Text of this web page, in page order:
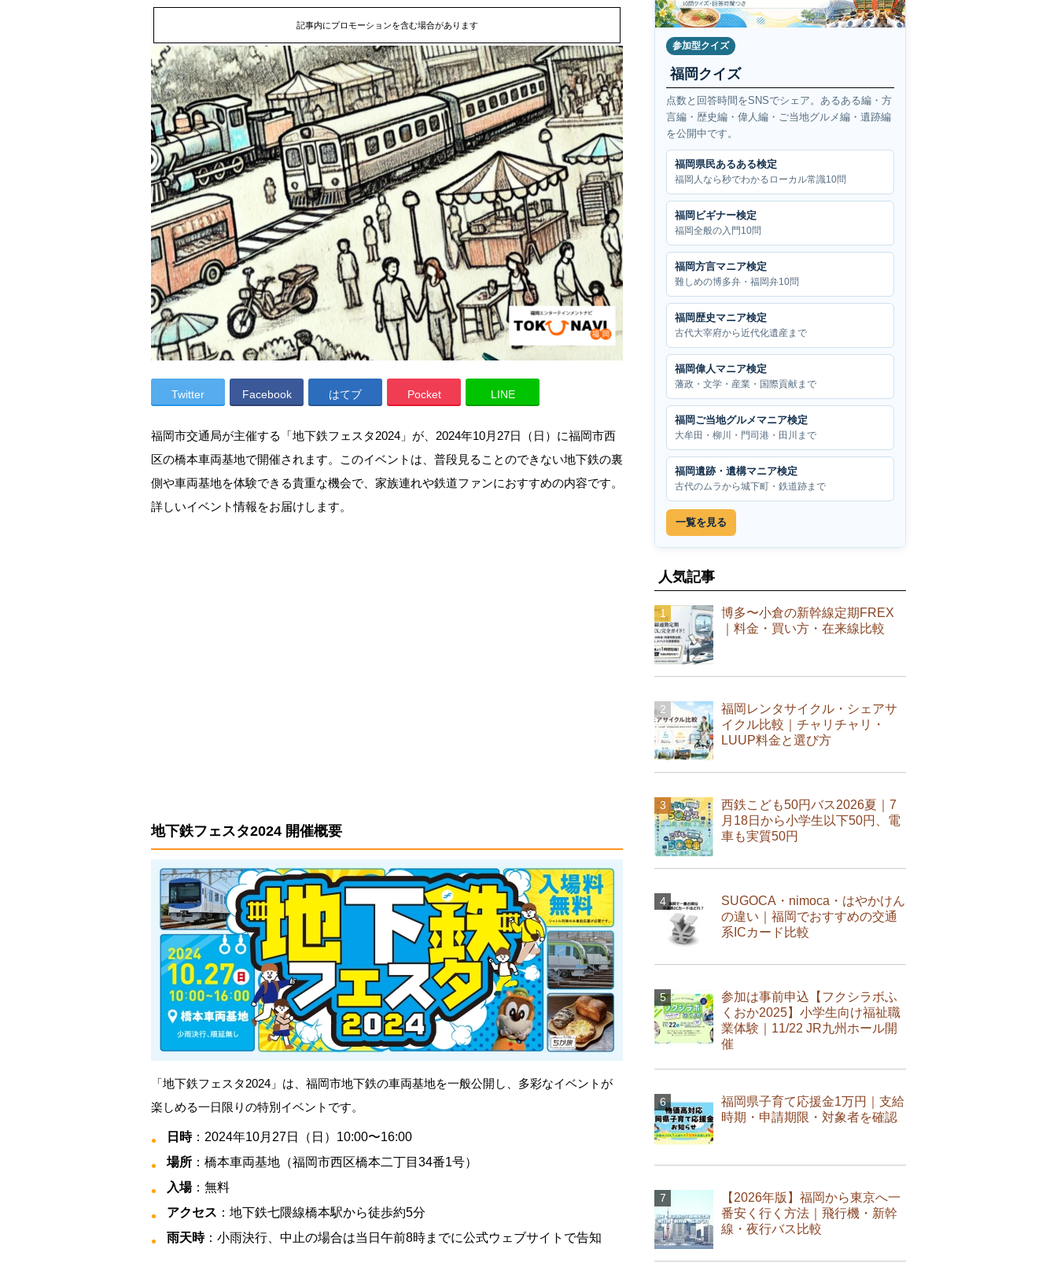
記事内にプロモーションを含む場合があります
Twitter Facebook はてブ Pocket LINE
福岡市交通局が主催する「地下鉄フェスタ2024」が、2024年10月27日（日）に福岡市西
区の橋本車両基地で開催されます。このイベントは、普段見ることのできない地下鉄の裏
側や車両基地を体験できる貴重な機会で、家族連れや鉄道ファンにおすすめの内容です。
詳しいイベント情報をお届けします。
地下鉄フェスタ2024 開催概要
「地下鉄フェスタ2024」は、福岡市地下鉄の車両基地を一般公開し、多彩なイベントが
楽しめる一日限りの特別イベントです。
日時：2024年10月27日（日）10:00〜16:00
場所 ：橋本車両基地（福岡市西区橋本二丁目34番1号）
入場：無料
アクセス ：地下鉄七隈線橋本駅から徒歩約5分
雨天時：小雨決行、中止の場合は当日午前8時までに公式ウェブサイトで告知
参加型クイズ
福岡クイズ
点数と回答時間をSNSでシェア。あるある編・方
言編・歴史編・偉人編・ご当地グルメ編・遺跡編
を公開中です。
福岡県民あるある検定
福岡人なら秒でわかるローカル常識10問
福岡ビギナー検定
福岡全般の入門10問
福岡方言マニア検定
難しめの博多弁・福岡弁10問
福岡歴史マニア検定
古代大宰府から近代化遺産まで
福岡偉人マニア検定
藩政・文学・産業・国際貢献まで
福岡ご当地グルメマニア検定
大牟田・柳川・門司港・田川まで
福岡遺跡・遺構マニア検定
古代のムラから城下町・鉄道跡まで
一覧を見る
人気記事
博多〜小倉の新幹線定期FREX
｜料金・買い方・在来線比較
福岡レンタサイクル・シェアサ
イクル比較｜チャリチャリ・
LUUP料金と選び方
西鉄こども50円バス2026夏｜7
月18日から小学生以下50円、電
車も実質50円
SUGOCA・nimoca・はやかけん
の違い｜福岡でおすすめの交通
系ICカード比較
参加は事前申込【フクシラボふ
くおか2025】小学生向け福祉職
業体験｜11/22 JR九州ホール開
催
福岡県子育て応援金1万円｜支給
時期・申請期限・対象者を確認
【2026年版】福岡から東京へ一
番安く行く方法｜飛行機・新幹
線・夜行バス比較